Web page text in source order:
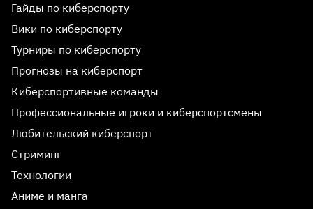
Гайды по киберспорту
Вики по киберспорту
Турниры по киберспорту
Прогнозы на киберспорт
Киберспортивные команды
Профессиональные игроки и киберспортсмены
Любительский киберспорт
Стриминг
Технологии
Аниме и манга